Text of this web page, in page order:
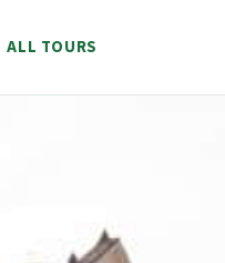
ALL TOURS